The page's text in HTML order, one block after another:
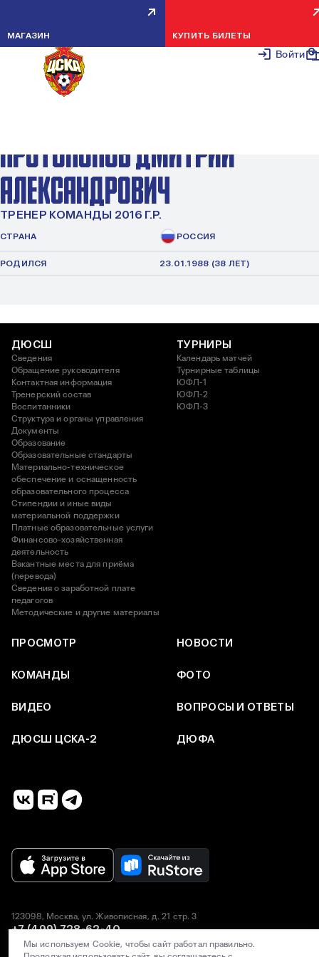
Войти
МАГАЗИН КУПИТЬ БИЛЕТЫ
ПРОТОПОПОВ ДМИТРИЙ
АЛЕКСАНДРОВИЧ
ТРЕНЕР КОМАНДЫ 2016 Г.Р.
СТРАНА РОССИЯ
РОДИЛСЯ 23.01.1988 (38 ЛЕТ)
ДЮСШ
Сведения
Обращение руководителя
Контактная информация
Тренерский состав
Воспитанники
Структура и органы управления
Документы
Образование
Образовательные стандарты
Материально-техническое
обеспечение и оснащенность
образовательного процесса
Стипендии и иные виды
материальной поддержки
Платные образовательные услуги
Финансово-хозяйственная
деятельность
Вакантные места для приёма
(перевода)
Сведения о заработной плате
педагогов
Методические и другие материалы
ТУРНИРЫ
Календарь матчей
Турнирные таблицы
ЮФЛ-1
ЮФЛ-2
ЮФЛ-3
ПРОСМОТР НОВОСТИ
КОМАНДЫ ФОТО
ВИДЕО ВОПРОСЫ И ОТВЕТЫ
ДЮСШ ЦСКА-2 ДЮФА
123098, Москва, ул. Живописная, д. 21 стр. 3
+7 (499) 728-62-40
SCHOOL@PFC-CSKA.COM
Мы используем Cookie, чтобы сайт работал правильно.